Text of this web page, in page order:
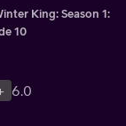
King: Season 1:
10
6.0